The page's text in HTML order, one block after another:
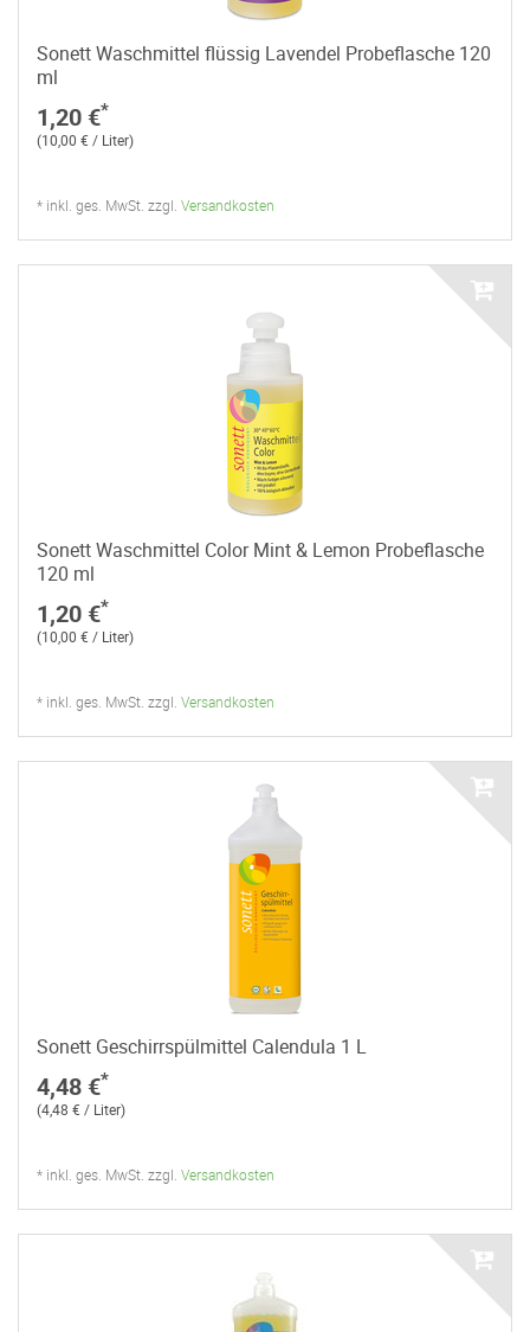
Sonett Waschmittel flüssig Lavendel Probeflasche 120
ml
1,20 €*
(10,00 € / Liter)
* inkl. ges. MwSt. zzgl. Versandkosten
Sonett Waschmittel Color Mint & Lemon Probeflasche
120 ml
1,20 €*
(10,00 € / Liter)
* inkl. ges. MwSt. zzgl. Versandkosten
Sonett Geschirrspülmittel Calendula 1 L
4,48 €*
(4,48 € / Liter)
* inkl. ges. MwSt. zzgl. Versandkosten